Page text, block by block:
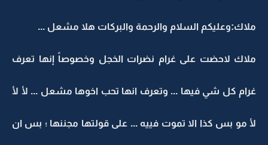
ملاك:وعليكم السلام والرحمة والبركات هلا مشعل ...
ملاك لاحضت على غرام نضرات الخجل وخصوصاً إنها تعرف
غرام كل شي فيها ... وتعرف انها تحب اخوها مشعل ... لأ لأ
لأ مو بس كذا الا تموت فييه ... على قولتها مجننها ؛ بس ان